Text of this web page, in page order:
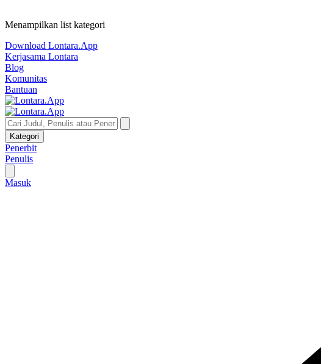
Menampilkan list kategori
Download Lontara.App
Kerjasama Lontara
Blog
Komunitas
Bantuan
Kategori
Penerbit
Penulis
Masuk